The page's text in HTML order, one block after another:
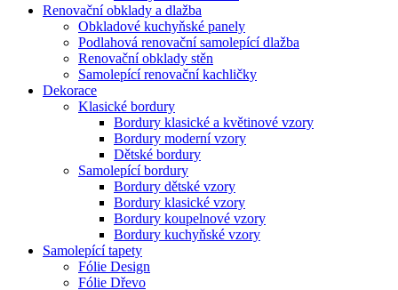
Renovační obklady a dlažba
Obkladové kuchyňské panely
Podlahová renovační samolepící dlažba
Renovační obklady stěn
Samolepící renovační kachličky
Dekorace
Klasické bordury
Bordury klasické a květinové vzory
Bordury moderní vzory
Dětské bordury
Samolepící bordury
Bordury dětské vzory
Bordury klasické vzory
Bordury koupelnové vzory
Bordury kuchyňské vzory
Samolepící tapety
Fólie Design
Fólie Dřevo